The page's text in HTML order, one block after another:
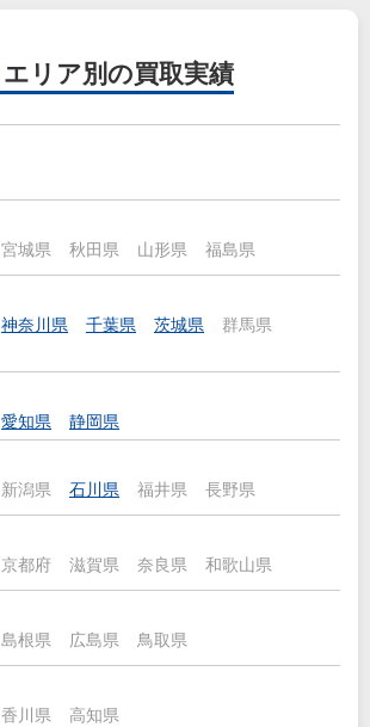
エリア別の買取実績
宮城県 秋田県 山形県 福島県
神奈川県 千葉県 茨城県
群馬県
愛知県 静岡県
新潟県 石川県 福井県 長野県
京都府 滋賀県 奈良県 和歌山県
島根県 広島県 鳥取県
香川県 高知県